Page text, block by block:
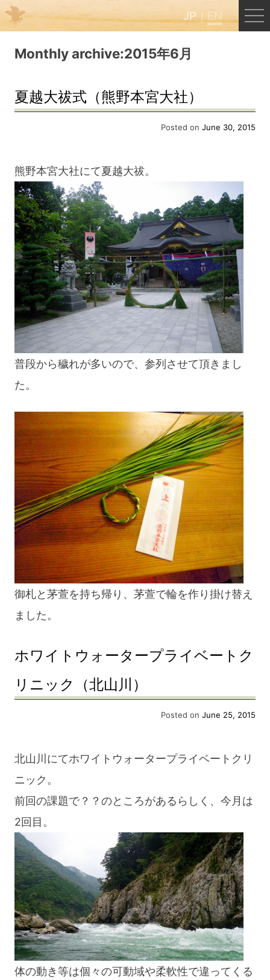
JP EN
Menu
JP EN
B&B Cafe Hongu
Kumano Backpackers
Kumano Experience
blog
Monthly archive:2015年6月
夏越大祓式（熊野本宮大社）
Posted on June 30, 2015
熊野本宮大社にて夏越大祓。
普段から穢れが多いので、参列させて頂きまし
た。
御札と茅萱を持ち帰り、茅萱で輪を作り掛け替え
ました。
ホワイトウォータープライベートク
リニック（北山川）
Posted on June 25, 2015
北山川にてホワイトウォータープライベートクリ
ニック。
前回の課題で？？のところがあるらしく、今月は
2回目。
体の動き等は個々の可動域や柔軟性で違ってくる